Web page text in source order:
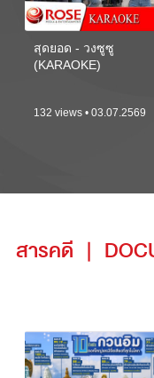
สุดยอด - วงซูซู
(KARAOKE)
132 views • 03.07.2569
สารคดี |